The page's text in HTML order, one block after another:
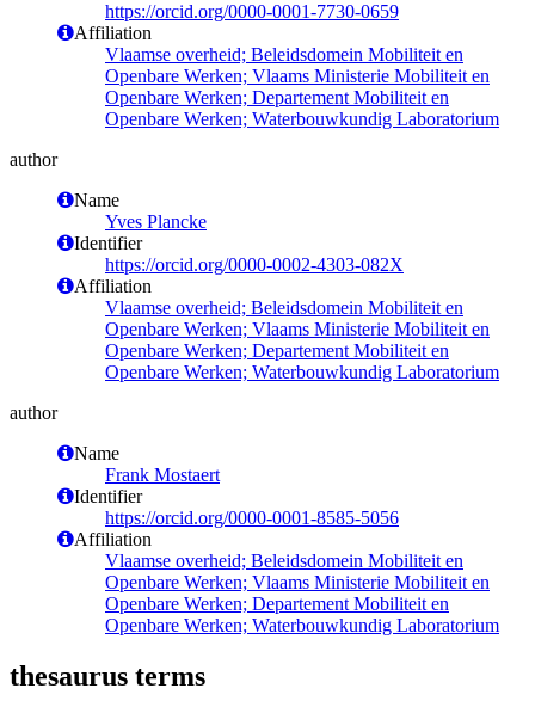
https://orcid.org/0000-0001-7730-0659
Affiliation
Vlaamse overheid; Beleidsdomein Mobiliteit en
Openbare Werken; Vlaams Ministerie Mobiliteit en
Openbare Werken; Departement Mobiliteit en
Openbare Werken; Waterbouwkundig Laboratorium
author
Name
Yves Plancke
Identifier
https://orcid.org/0000-0002-4303-082X
Affiliation
Vlaamse overheid; Beleidsdomein Mobiliteit en
Openbare Werken; Vlaams Ministerie Mobiliteit en
Openbare Werken; Departement Mobiliteit en
Openbare Werken; Waterbouwkundig Laboratorium
author
Name
Frank Mostaert
Identifier
https://orcid.org/0000-0001-8585-5056
Affiliation
Vlaamse overheid; Beleidsdomein Mobiliteit en
Openbare Werken; Vlaams Ministerie Mobiliteit en
Openbare Werken; Departement Mobiliteit en
Openbare Werken; Waterbouwkundig Laboratorium
thesaurus terms